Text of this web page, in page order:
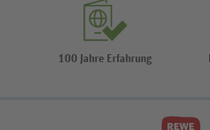
100 Jahre Erfahrung